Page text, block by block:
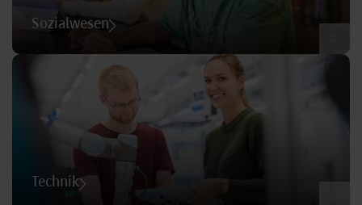
Sozialwesen
Technik